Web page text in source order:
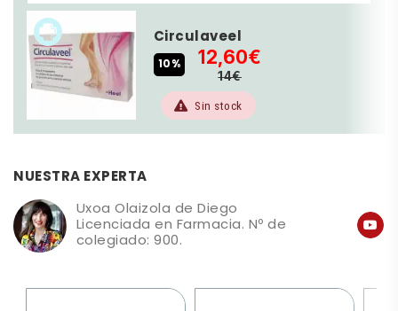
Circulaveel
10% 12,60€
14€
Sin stock
NUESTRA EXPERTA
Uxoa Olaizola de Diego
Licenciada en Farmacia. Nº de
colegiado: 900.